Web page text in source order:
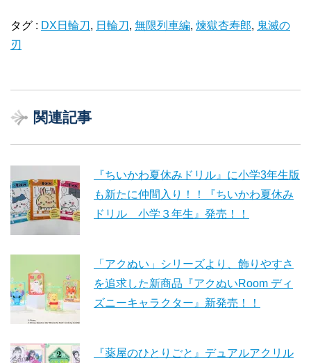
タグ : DX日輪刀, 日輪刀, 無限列車編, 煉獄杏寿郎, 鬼滅の
刃
関連記事
『ちいかわ夏休みドリル』に小学3年生版
も新たに仲間入り！！『ちいかわ夏休み
ドリル 小学３年生』発売！！
「アクぬい」シリーズより、飾りやすさ
を追求した新商品『アクぬいRoom ディ
ズニーキャラクター』新発売！！
『薬屋のひとりごと』デュアルアクリル